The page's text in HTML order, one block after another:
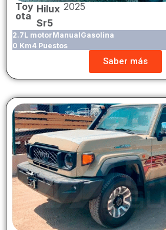
Toy
ota
Hilux
Sr5
2025
2.7L motorManualGasolina
0 Km4 Puestos
Saber más